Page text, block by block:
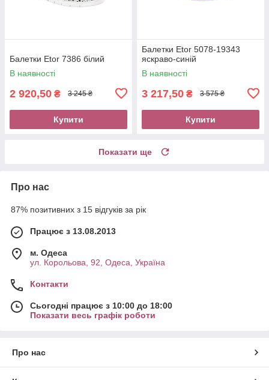
Балетки Etor 7386 білий
В наявності
2 920,50 ₴ 3 245 ₴
Купити
Балетки Etor 5078-19343
яскраво-синій
В наявності
3 217,50 ₴ 3 575 ₴
Купити
Показати ще
Про нас
87% позитивних з 15 відгуків за рік
Працює з 13.08.2013
м. Одеса
ул. Корольова, 92, Одеса, Україна
Контакти
Сьогодні працює з 10:00 до 18:00
Показати весь графік роботи
Про нас